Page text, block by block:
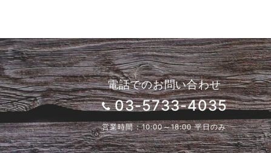
電話でのお問い合わせ
03-5733-4035
営業時間：10:00～18:00 平日のみ